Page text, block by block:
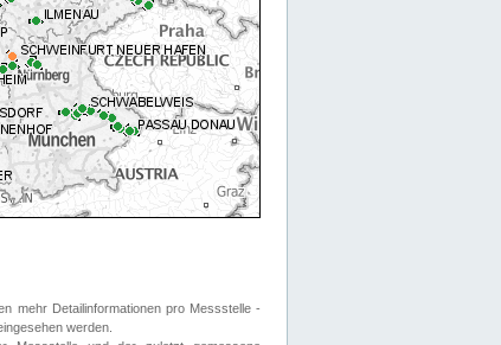
mehr Detailinformationen pro Messstelle -
werden.